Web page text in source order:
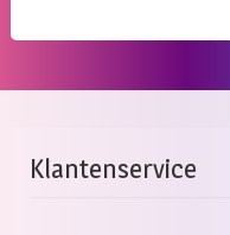
Klantenservice